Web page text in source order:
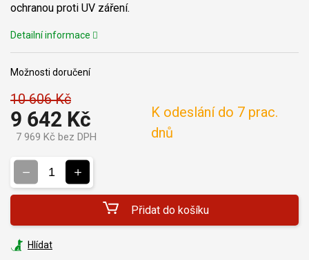
10 606 Kč
9 642 Kč
7 969 Kč bez DPH
K odeslání do 7 prac.
dnů
Možnosti doručení
Přidat do košíku
ochranou proti UV záření.
Detailní informace
Hlídat